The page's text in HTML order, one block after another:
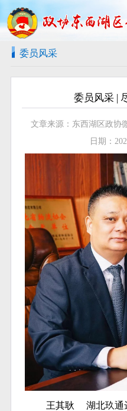
委员风采
委员风采 |
文章来源：东西湖区政协
日期：
王其耿 湖北玖通